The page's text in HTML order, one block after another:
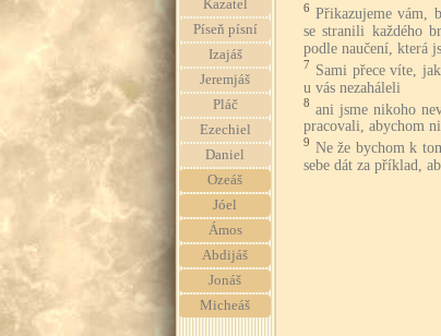
Kazatel
Píseň písní
Izajáš
Jeremjáš
Pláč
Ezechiel
Daniel
Ozeáš
Jóel
Ámos
Abdijáš
Jonáš
Micheáš
6 Přikazujeme vám,
se stranili každého
podle naučení, která
7 Sami přece víte,
u vás nezaháleli
8 ani jsme nikoho
pracovali, abychom
9 Ne že bychom k
sebe dát za příklad,